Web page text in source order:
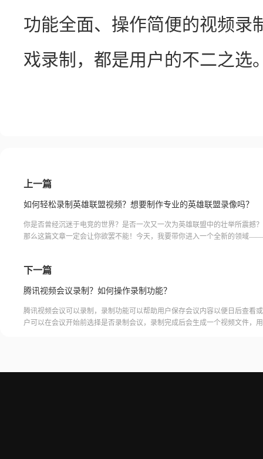
功能全面、操作简便的视频录
戏录制，都是用户的不二之选
上一篇
如何轻松录制英雄联盟视频？想要制作专业的英雄联盟录像吗？
你是否曾经沉迷于电竞的世界？是否一次又一次为英雄联盟中的壮举所震撼
那么这篇文章一定会让你欲罢不能！今天，我要带你进入一个全新的领域
下一篇
腾讯视频会议录制？如何操作录制功能？
腾讯视频会议可以录制，录制功能可以帮助用户保存会议内容以便日后查看
户可以在会议开始前选择是否录制会议，录制完成后会生成一个视频文件，